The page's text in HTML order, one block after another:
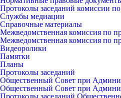
Протоколы заседаний комиссии
Службы медиации
Справочные материалы
Межведомственная комиссия по
Межведомственная комиссия по
Видеоролики
Памятки
Планы
Протоколы заседаний
Общественный Совет при
Общественный Совет при
Протоколы заседаний